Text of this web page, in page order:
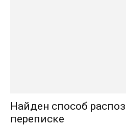
Найден способ
переписке